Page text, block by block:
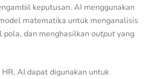
keputusan. AI menggunakan
matematika untuk menganalisis
pola, dan menghasilkanoutputyang
AI dapat digunakan untuk